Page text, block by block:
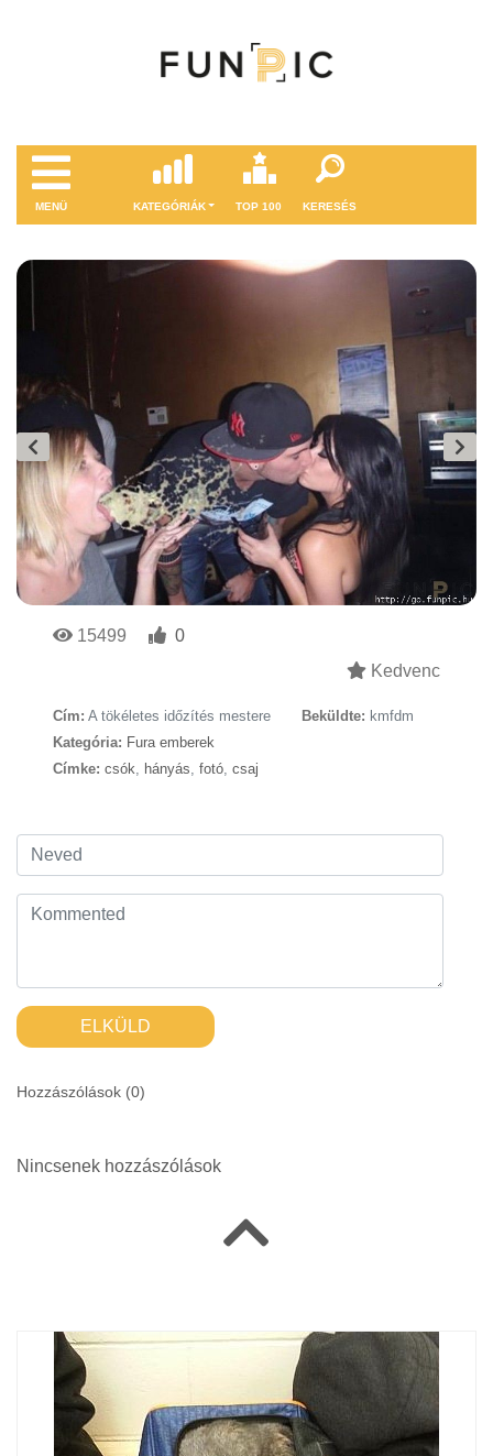
MENÜ KATEGÓRIÁK TOP 100 KERESÉS
15499
0
Kedvenc
Cím: A tökéletes időzítés mestere Beküldte: kmfdm
Kategória: Fura emberek
Címke: csók, hányás, fotó, csaj
ELKÜLD
Hozzászólások (0)
Nincsenek hozzászólások